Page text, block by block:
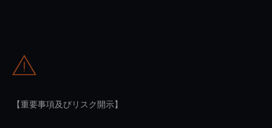
【重要事項及びリスク開示】